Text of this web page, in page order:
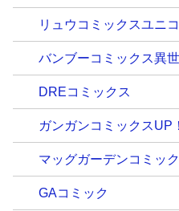
リュウコミックスユニ
バンブーコミックス異
DREコミックス
ガンガンコミックスUP！
マッグガーデンコミッ
GAコミック